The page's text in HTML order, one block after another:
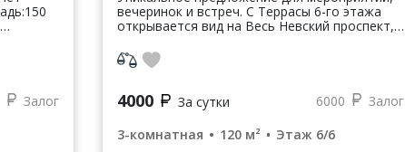
Залог
вечеринок и встреч. С Террасы 6-го этажа
открывается вид на Весь Невский проспект,
знаменитую улицу Рубинштейна и ...
4000 За сутки 6000
Залог
3-комнатная
120 м² Этаж 6/6